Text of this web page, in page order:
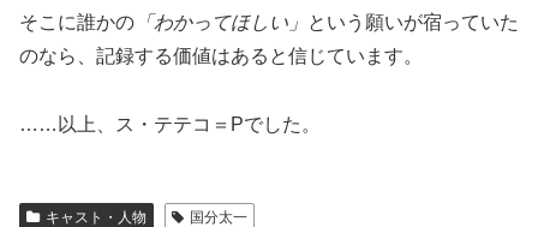
そこに誰かの 「わかってほしい」 という願いが宿っていた
のなら、記録する価値はあると信じています。
……以上、ス・テテコ＝Pでした。
キャスト・人物 国分太一